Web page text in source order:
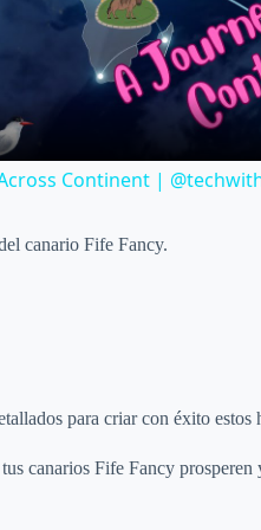
l
d
e
Continent |
canario Fife Fancy.
para criar con éxito estos
canarios Fife Fancy